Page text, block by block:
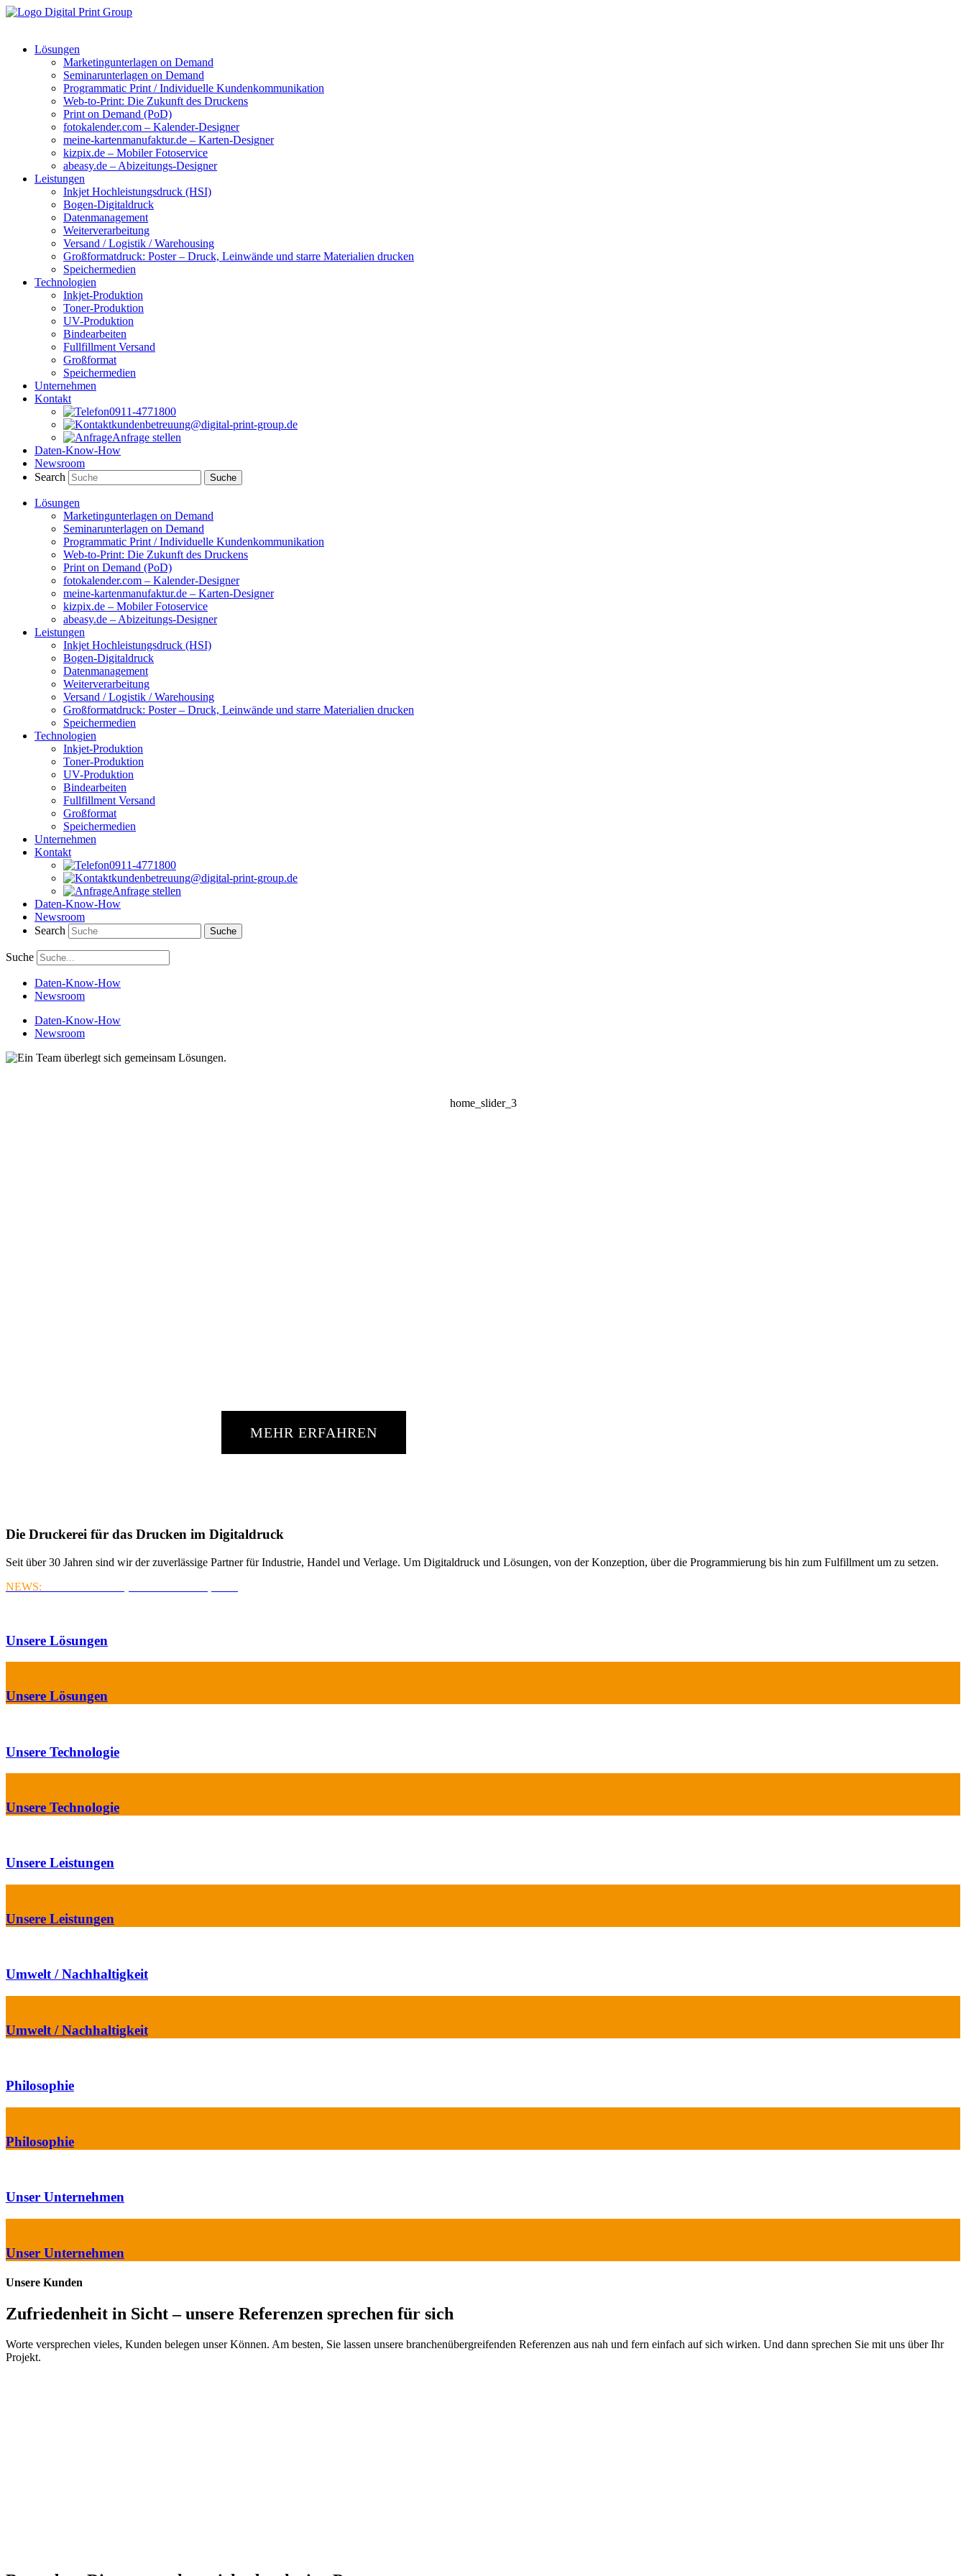
Lösungen
Marketingunterlagen on Demand
Seminarunterlagen on Demand
Programmatic Print / Individuelle Kundenkommunikation
Web-to-Print: Die Zukunft des Druckens
Print on Demand (PoD)
fotokalender.com – Kalender-Designer
meine-kartenmanufaktur.de – Karten-Designer
kizpix.de – Mobiler Fotoservice
abeasy.de – Abizeitungs-Designer
Leistungen
Inkjet Hochleistungsdruck (HSI)
Bogen-Digitaldruck
Datenmanagement
Weiterverarbeitung
Versand / Logistik / Warehousing
Großformatdruck: Poster – Druck, Leinwände und starre Materialien drucken
Speichermedien
Technologien
Inkjet-Produktion
Toner-Produktion
UV-Produktion
Bindearbeiten
Fullfillment Versand
Großformat
Speichermedien
Unternehmen
Kontakt
0911-4771800
kundenbetreuung@digital-print-group.de
Anfrage stellen
Daten-Know-How
Newsroom
Search
Lösungen
Marketingunterlagen on Demand
Seminarunterlagen on Demand
Programmatic Print / Individuelle Kundenkommunikation
Web-to-Print: Die Zukunft des Druckens
Print on Demand (PoD)
fotokalender.com – Kalender-Designer
meine-kartenmanufaktur.de – Karten-Designer
kizpix.de – Mobiler Fotoservice
abeasy.de – Abizeitungs-Designer
Leistungen
Inkjet Hochleistungsdruck (HSI)
Bogen-Digitaldruck
Datenmanagement
Weiterverarbeitung
Versand / Logistik / Warehousing
Großformatdruck: Poster – Druck, Leinwände und starre Materialien drucken
Speichermedien
Technologien
Inkjet-Produktion
Toner-Produktion
UV-Produktion
Bindearbeiten
Fullfillment Versand
Großformat
Speichermedien
Unternehmen
Kontakt
0911-4771800
kundenbetreuung@digital-print-group.de
Anfrage stellen
Daten-Know-How
Newsroom
Search
Suche
Daten-Know-How
Newsroom
Daten-Know-How
Newsroom
home_slider_3
MEHR ERFAHREN
Die Druckerei für das Drucken im Digitaldruck
Seit über 30 Jahren sind wir der zuverlässige Partner für Industrie, Handel und Verlage. Um Digitaldruck und Lösungen, von der Konzeption, über die Programmierung bis hin zum Fulfillment um zu setzen.
NEWS:
Unsere Lösungen
Unsere Lösungen
Unsere Technologie
Unsere Technologie
Unsere Leistungen
Unsere Leistungen
Umwelt / Nachhaltigkeit
Umwelt / Nachhaltigkeit
Philosophie
Philosophie
Unser Unternehmen
Unser Unternehmen
Unsere Kunden
Zufriedenheit in Sicht – unsere Referenzen sprechen für sich
Worte versprechen vieles, Kunden belegen unser Können. Am besten, Sie lassen unsere branchenübergreifenden Referenzen aus nah und fern einfach auf sich wirken. Und dann sprechen Sie mit uns über Ihr
Projekt.